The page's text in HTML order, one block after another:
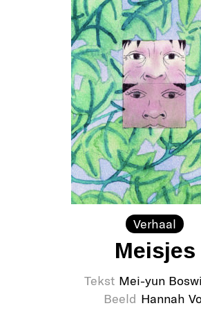
Verhaal
Meisjes
Tekst Mei-yun
Beeld Hannah